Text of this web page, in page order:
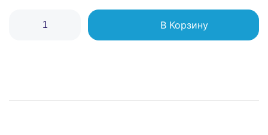
В Корзину